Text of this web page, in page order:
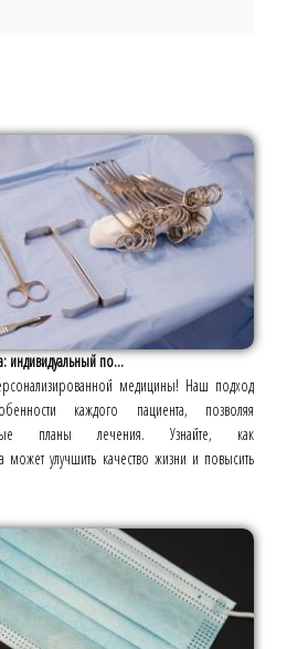
индивидуальный по...
медицины! Наш подход
каждого пациента, позволяя
планы лечения. Узнайте, как
может улучшить качество жизни и повысить